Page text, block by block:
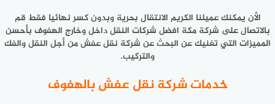
الأن يمكنك عميلنا الكريم الانتقال بحرية وبدون كسر نهائيا فقط قم
بالاتصال على شركة مكة افضل شركات النقل داخل وخارج الهفوف بأحسن
المميزات التي تغنيك عن البحث عن شركة نقل عفش من أجل النقل والفك
والتركيب.
خدمات شركة نقل عفش بالهفوف